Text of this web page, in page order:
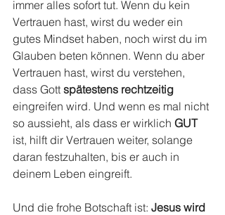
immer alles sofort tut. Wenn du kein
Vertrauen hast, wirst du weder ein
gutes Mindset haben, noch wirst du im
Glauben beten können. Wenn du aber
Vertrauen hast, wirst du verstehen,
dass Gott spätestens rechtzeitig
eingreifen wird. Und wenn es mal nicht
so aussieht, als dass er wirklich GUT
ist, hilft dir Vertrauen weiter, solange
daran festzuhalten, bis er auch in
deinem Leben eingreift.
Und die frohe Botschaft ist: Jesus wird